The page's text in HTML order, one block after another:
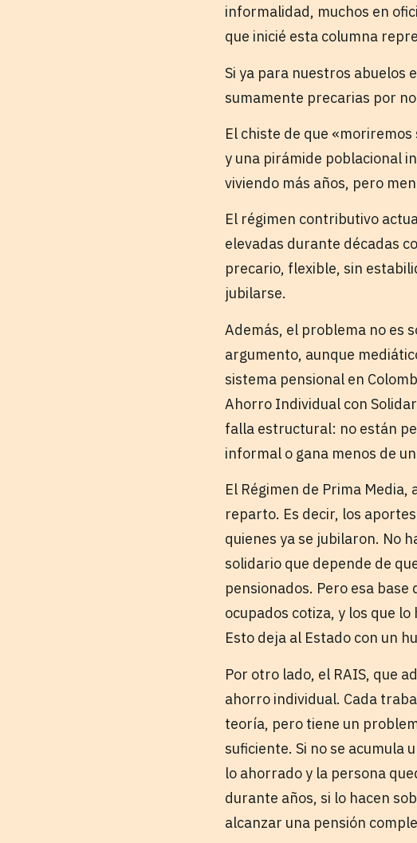
informalidad, muchos en
que inicié esta columna
Si ya para nuestros abuelos
sumamente precarias por
El chiste de que
y una pirámide poblacional
viviendo más años, pero
El régimen contributivo
elevadas durante décadas
precario, flexible, sin
jubilarse.
Además, el problema no es
argumento, aunque
sistema pensional en
Ahorro Individual con
falla estructural: no están
informal o gana menos de
El Régimen de Prima
reparto. Es decir, los
quienes ya se jubilaron. No
solidario que depende de
pensionados. Pero esa
ocupados cotiza, y los que
Esto deja al Estado con un
Por otro lado, el RAIS, que
ahorro individual. Cada
teoría, pero tiene un
suficiente. Si no se acumula
lo ahorrado y la persona
durante años, si lo hacen
alcanzar una pensión